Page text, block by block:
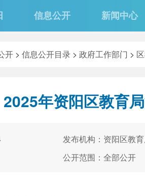
信息公开 新闻中心
开 > 信息公开目录 > 政府工作部门 >
2025年资阳区教育
发布机构：资阳区教
公开范围：全部公开